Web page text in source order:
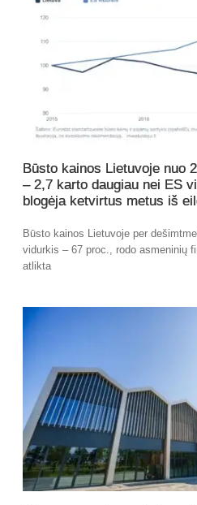
Būsto kainos Lietuvoje nuo
– 2,7 karto daugiau nei ES
blogėja ketvirtus metus iš
Būsto kainos Lietuvoje per
vidurkis – 67 proc., rodo asmeninių
atlikta